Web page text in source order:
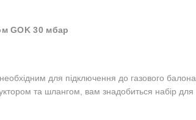
GOK 30 мбар
необхідним для підключення до газового
та шлангом, вам знадобиться набір